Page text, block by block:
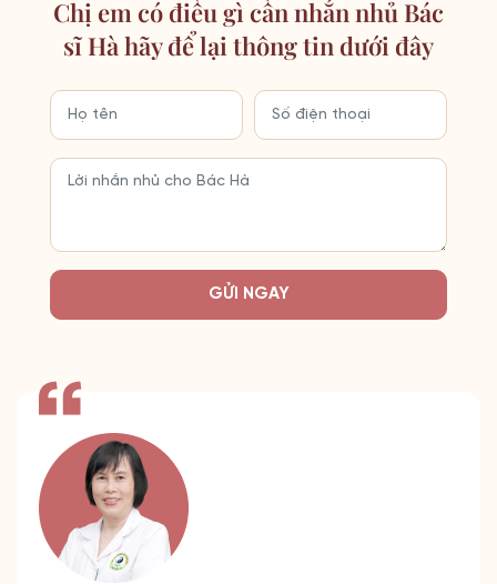
Chị em có điều gì cần nhắn nhủ Bác
sĩ Hà hãy để lại thông tin dưới đây
GỬI NGAY